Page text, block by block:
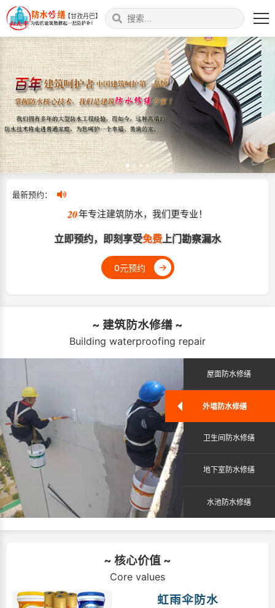
【甘孜丹巴】
最新预约：
20年专注建筑防水，我们更专业！
立即预约，即刻享受免费上门勘察漏水
0元预约 →
~ 建筑防水修缮 ~
Building waterproofing repair
屋面防水修缮
外墙防水修缮
卫生间防水修缮
地下室防水修缮
水池防水修缮
~ 核心价值 ~
Core values
虹雨伞防水